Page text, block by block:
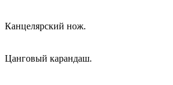
Канцелярский нож.
Цанговый карандаш.